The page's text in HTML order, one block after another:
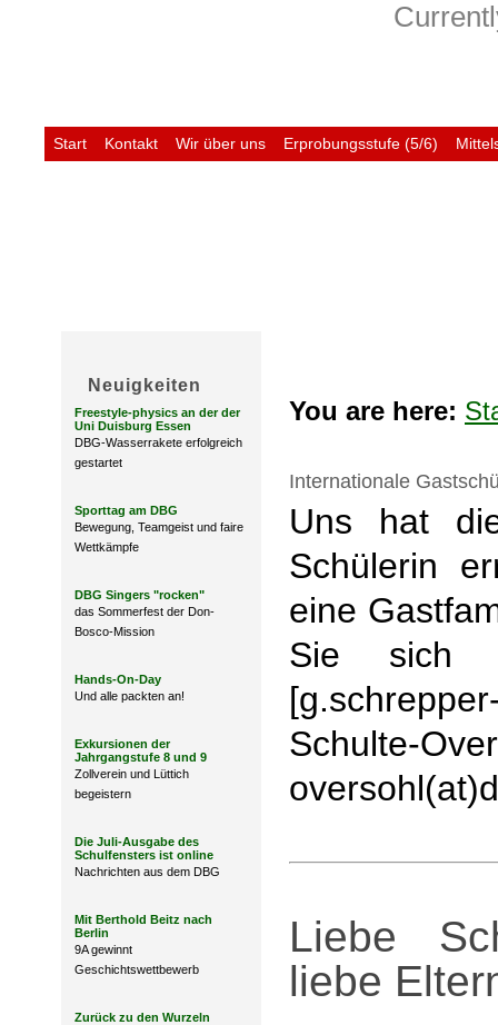
Start Kontakt Wir über uns Erprobungsstufe (5/6)
Neuigkeiten
Freestyle-physics an der der
Uni Duisburg Essen
DBG-Wasserrakete erfolgreich
gestartet
Sporttag am DBG
Bewegung, Teamgeist und faire
Wettkämpfe
DBG Singers "rocken"
das Sommerfest der Don-
Bosco-Mission
Hands-On-Day
Und alle packten an!
Exkursionen der
Jahrgangstufe 8 und 9
Zollverein und Lüttich
begeistern
Die Juli-Ausgabe des
Schulfensters ist online
Nachrichten aus dem DBG
Mit Berthold Beitz nach
Berlin
9A gewinnt
Geschichtswettbewerb
Zurück zu den Wurzeln
You are here:
Internationale
Uns hat
Schülerin
eine
Sie sich
Liebe
liebe